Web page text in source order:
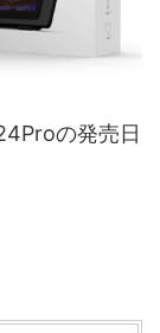
の発売日